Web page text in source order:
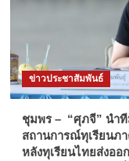
ข่าวประชาสัมพันธ์
ชุมพร – “ศุภจี” นำ
สถานการณ์ทุเรียนภ
หลังทุเรียนไทยส่งออ